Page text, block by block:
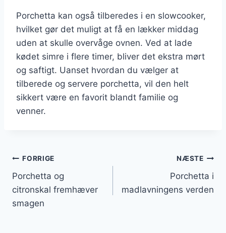
Porchetta kan også tilberedes i en slowcooker,
hvilket gør det muligt at få en lækker middag
uden at skulle overvåge ovnen. Ved at lade
kødet simre i flere timer, bliver det ekstra mørt
og saftigt. Uanset hvordan du vælger at
tilberede og servere porchetta, vil den helt
sikkert være en favorit blandt familie og
venner.
Indlægsnavigation
FORRIGE
Porchetta og
citronskal fremhæver
smagen
NÆSTE
Porchetta i
madlavningens verden